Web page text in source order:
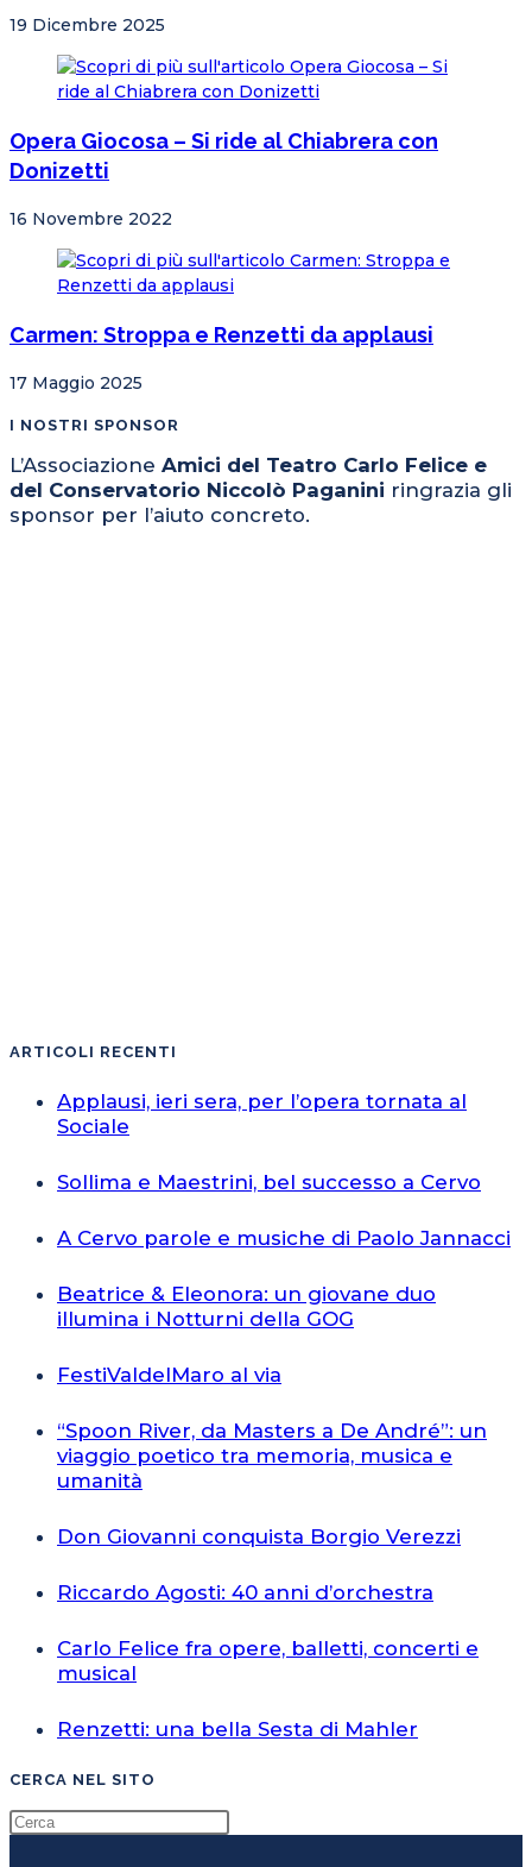
19 Dicembre 2025
Opera Giocosa – Si ride al Chiabrera con
Donizetti
16 Novembre 2022
Carmen: Stroppa e Renzetti da applausi
17 Maggio 2025
I NOSTRI SPONSOR
L’Associazione Amici del Teatro Carlo Felice e
del Conservatorio Niccolò Paganini ringrazia gli
sponsor per l’aiuto concreto.
ARTICOLI RECENTI
Applausi, ieri sera, per l’opera tornata al
Sociale
Sollima e Maestrini, bel successo a Cervo
A Cervo parole e musiche di Paolo Jannacci
Beatrice & Eleonora: un giovane duo
illumina i Notturni della GOG
FestiValdelMaro al via
“Spoon River, da Masters a De André”: un
viaggio poetico tra memoria, musica e
umanità
Don Giovanni conquista Borgio Verezzi
Riccardo Agosti: 40 anni d’orchestra
Carlo Felice fra opere, balletti, concerti e
musical
Renzetti: una bella Sesta di Mahler
CERCA NEL SITO